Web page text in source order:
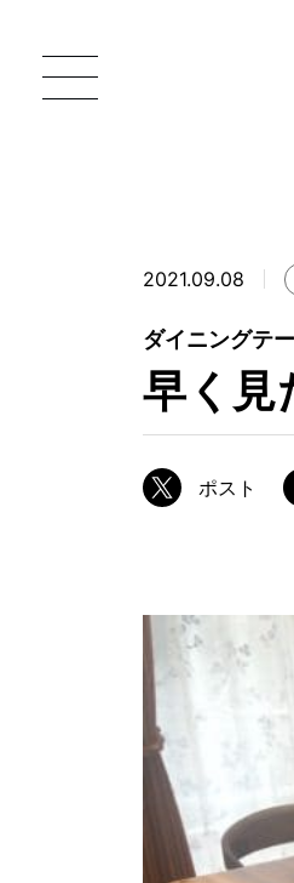
一枚板 ATELIER
MOKUBA について
ブランドコンセプト
職人の技能・技巧
ATELIER MOKUBAの一枚
ATELIER MOKUBAの一枚
特別なダイニングチェア
一枚板用のテーブル脚
コーディネート集
メンテナンス方法
2021.09.08
早く見
ダイニングテ
ポスト